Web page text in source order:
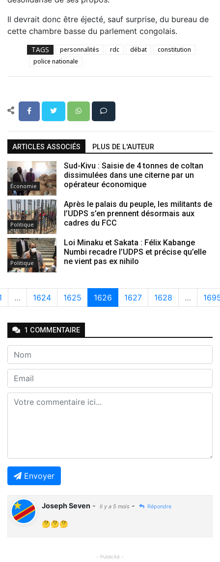
Il devrait donc être éjecté, sauf surprise, du bureau de
cette chambre basse du parlement congolais.
TAGS personnalités rdc débat
constitution
police nationale
ARTICLES ASSOCIÉS PLUS DE L'AUTEUR
Économie
Sud-Kivu : Saisie de 4 tonnes de coltan
dissimulées dans une citerne par un
opérateur économique
Politique
Après le palais du peuple, les militants de
l’UDPS s’en prennent désormais aux
cadres du FCC
Politique
Loi Minaku et Sakata : Félix Kabange
Numbi recadre l’UDPS et précise qu’elle
ne vient pas ex nihilo
… 1624 1625 1626 1627 1628 …
1 COMMENTAIRE
Envoyer
Joseph Seven - Il y a 5 mois - Répondre
🤔🤔🤔
- Publicité -